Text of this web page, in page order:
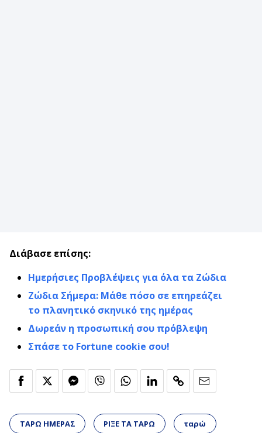
Διάβασε επίσης:
Ημερήσιες Προβλέψεις για όλα τα Ζώδια
Ζώδια Σήμερα: Μάθε πόσο σε επηρεάζει
το πλανητικό σκηνικό της ημέρας
Δωρεάν η προσωπική σου πρόβλεψη
Σπάσε το Fortune cookie σου!
ΤΑΡΩ ΗΜΕΡΑΣ ΡΙΞΕ ΤΑ ΤΑΡΩ ταρώ